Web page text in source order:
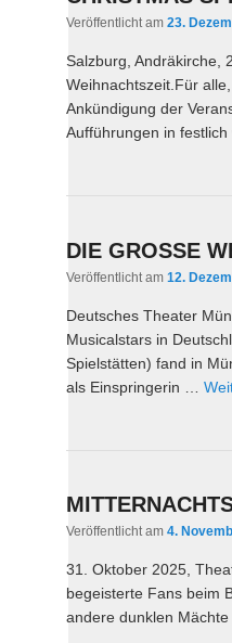
Veröffentlicht am 23.
Salzburg, Andräkirche,
Weihnachtszeit.Für
Ankündigung der
Aufführungen in
DIE GROSSE
Veröffentlicht am 12.
Deutsches Theater
Musicalstars in
Spielstätten) fand in
als Einspringerin …
Veröffentlicht am 4.
31. Oktober 2025,
begeisterte Fans beim
andere dunklen